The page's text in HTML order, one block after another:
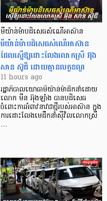
មីយ៉ាន់ម៉ាបដិសេធសំណើអាស៊ាន
មីយ៉ាន់ម៉ាបដិសេធសំណើអាស៊ាន
ដែលស្នើឱ្យដោះលែងលោកស្រី អ៊ុង
សាន ស៊ូជី ដោយគ្មានលក្ខខណ្ឌ
11 hours ago
រដ្ឋាភិបាលយោធាមីយ៉ាន់ម៉ាដឹកនាំដោយ
លោក មីន អ៊ុងឡាំង បានបដិសេធ
ចំពោះការអំពាវនាវជាថ្មីរបស់អាស៊ាន ក្នុង
ការដោះលែងមេដឹកនាំស៊ីវិលលោកស្រី
…